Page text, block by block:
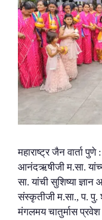
महाराष्ट्र जैन वार्ता
आनंदऋषीजी म.सा.
सा. यांची सुशिष्या
संस्कृतीजी म.सा., प. पु.
मंगलमय चातुर्मास